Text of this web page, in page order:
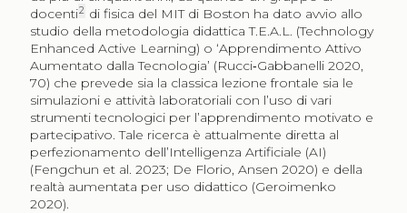
docenti2 di fisica del MIT di Boston ha dato avvio allo
studio della metodologia didattica T.E.A.L. (Technology
Enhanced Active Learning) o ‘Apprendimento Attivo
Aumentato dalla Tecnologia’ (Rucci‑Gabbanelli 2020,
70) che prevede sia la classica lezione frontale sia le
simulazioni e attività laboratoriali con l’uso di vari
strumenti tecnologici per l’apprendimento motivato e
partecipativo. Tale ricerca è attualmente diretta al
perfezionamento dell’Intelligenza Artificiale (AI)
(Fengchun et al. 2023; De Florio, Ansen 2020) e della
realtà aumentata per uso didattico (Geroimenko
2020).